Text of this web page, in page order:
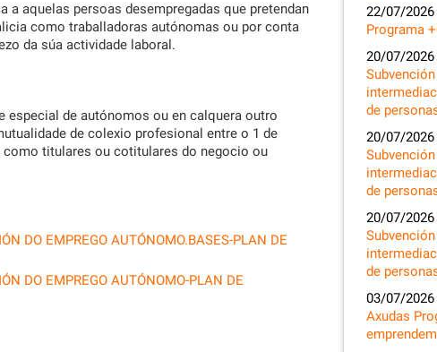
a aquelas persoas desempregadas que pretendan
como traballadoras autónomas ou por conta
da súa actividade laboral.
especial de autónomos ou en calquera outro
de colexio profesional entre o 1 de
como titulares ou cotitulares do negocio ou
DO EMPREGO AUTÓNOMO.BASES-PLAN DE
DO EMPREGO AUTÓNOMO-PLAN DE
22/07/2026
Programa
20/07/2026
de
20/07/2026
de
20/07/2026
de
03/07/2026
Axudas